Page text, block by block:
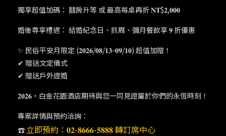
獨享超值加碼： 囍房升等 或 最高每桌再折 𝐍𝐓$𝟐,𝟎𝟎𝟎
婚後尊享禮遇： 結婚紀念日、抓周、彌月餐飲享 𝟗 折優惠
✨ 民俗平安月限定 (𝟐𝟎𝟐𝟔/𝟎𝟖/𝟏𝟑-𝟎𝟗/𝟏𝟎) 超值加贈！
✔ 贈送文定儀式
✔ 贈送戶外證婚
𝟐𝟎𝟐𝟔，白金花園酒店期待與您一同見證屬於你們的永恆時刻！
專案詳情與預約洽詢：
☎️ 立即預約：𝟎𝟐-𝟖𝟔𝟔𝟔-𝟓𝟖𝟖𝟖 轉訂席中心